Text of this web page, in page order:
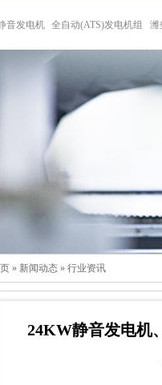
音发电机 全自动(ATS)发电机组 潍
» 新闻动态 » 行业资讯
24KW静音发电机